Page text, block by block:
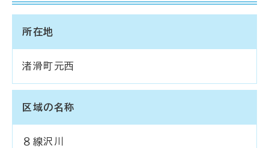
所在地
渚滑町元西
区域の名称
８線沢川